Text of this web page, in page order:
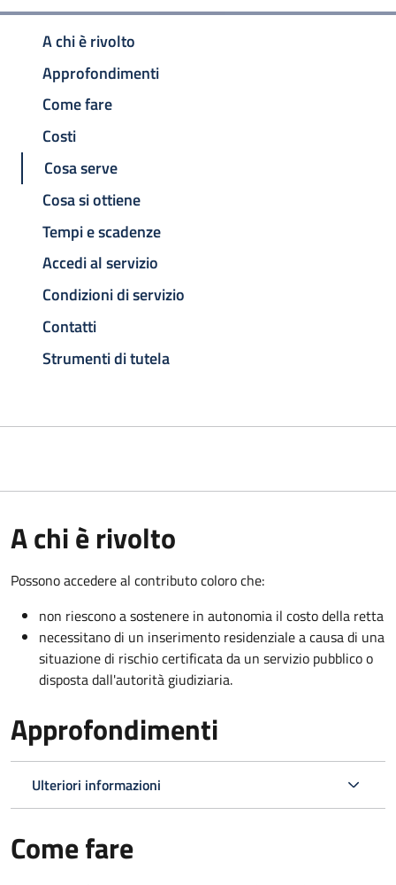
A chi è rivolto
Approfondimenti
Come fare
Costi
Cosa serve
Cosa si ottiene
Tempi e scadenze
Accedi al servizio
Condizioni di servizio
Contatti
Strumenti di tutela
A chi è rivolto
Possono accedere al contributo coloro che:
non riescono a sostenere in autonomia il costo della retta
necessitano di un inserimento residenziale a causa di una
situazione di rischio certificata da un servizio pubblico o
disposta dall'autorità giudiziaria.
Approfondimenti
Ulteriori informazioni
Come fare